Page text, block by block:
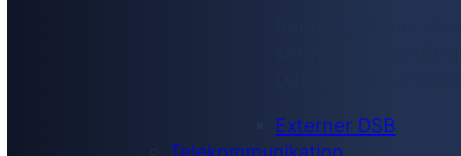
Rechtskonform.
Externer DSB